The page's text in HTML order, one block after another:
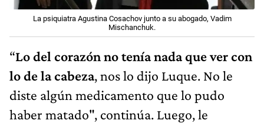
La psiquiatra Agustina Cosachov junto a su abogado, Vadim
Mischanchuk.
“Lo del corazón no tenía nada que ver con
lo de la cabeza, nos lo dijo Luque. No le
diste algún medicamento que lo pudo
haber matado", continúa. Luego, le